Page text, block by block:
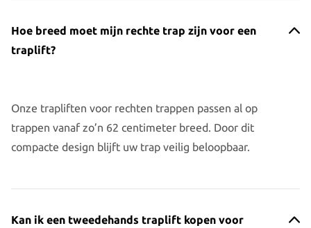
Hoe breed moet mijn rechte trap zijn voor een
traplift?
Onze trapliften voor rechten trappen passen al op
trappen vanaf zo’n 62 centimeter breed. Door dit
compacte design blijft uw trap veilig beloopbaar.
Kan ik een tweedehands traplift kopen voor